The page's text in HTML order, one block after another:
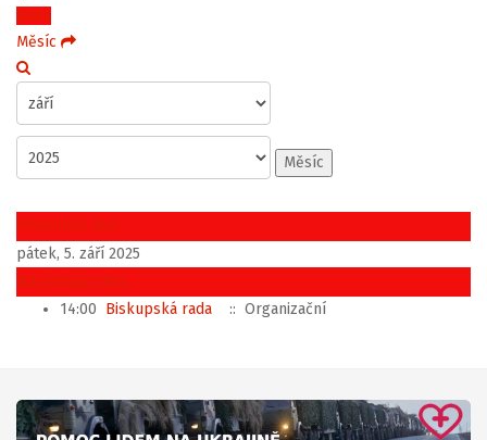
Dnes
Měsíc
Měsíc
Předchozí den
pátek, 5. září 2025
Následující den
14:00 Biskupská rada :: Organizační